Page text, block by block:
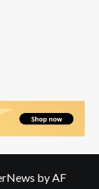
by AF